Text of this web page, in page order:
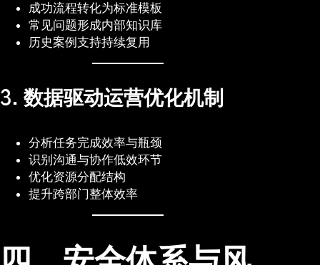
成功流程转化为标准模板
常见问题形成内部知识库
历史案例支持持续复用
3. 数据驱动运营优化机制
分析任务完成效率与瓶颈
识别沟通与协作低效环节
优化资源分配结构
提升跨部门整体效率